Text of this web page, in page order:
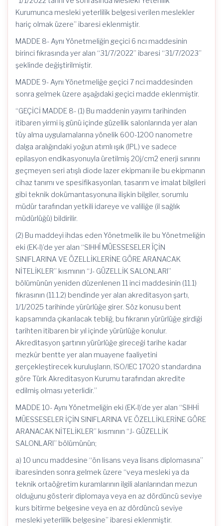
Kurumunca mesleki yeterlilik belgesi verilen meslekler
hariç olmak üzere” ibaresi eklenmiştir.
MADDE 8- Aynı Yönetmeliğin geçici 6 ncı maddesinin
birinci fıkrasında yer alan “31/7/2022” ibaresi “31/7/2023”
şeklinde değiştirilmiştir.
MADDE 9- Aynı Yönetmeliğe geçici 7 nci maddesinden
sonra gelmek üzere aşağıdaki geçici madde eklenmiştir.
“GEÇİCİ MADDE 8- (1) Bu maddenin yayımı tarihinden
itibaren yirmi iş günü içinde güzellik salonlarında yer alan
tüy alma uygulamalarına yönelik 600-1200 nanometre
dalga aralığındaki yoğun atımlı ışık (IPL) ve sadece
epilasyon endikasyonuyla üretilmiş 20j/cm2 enerji sınırını
geçmeyen seri atışlı diode lazer ekipmanı ile bu ekipmanın
cihaz tanımı ve spesifikasyonlan, tasarım ve imalat bilgileri
gibi teknik dokümantasyonuna ilişkin bilgiler, sorumlu
müdür tarafından yetkili idareye ve valiliğe (il sağlık
müdürlüğü) bildirilir.
(2) Bu maddeyi ihdas eden Yönetmelik ile bu Yönetmeliğin
eki (EK-l)’de yer alan “SIHHÎ MÜESSESELER ÎÇİN
SINIFLARINA VE ÖZELLİKLERİNE GÖRE ARANACAK
NİTELİKLER” kısmının “J- GÜZELLİK SALONLARI”
bölümünün yeniden düzenlenen 11 inci maddesinin (11.1)
fıkrasının (11.1.2) bendinde yer alan akreditasyon şartı,
1/1/2025 tarihinde yürürlüğe girer. Söz konusu bent
kapsamında çıkarılacak tebliğ, bu fıkranın yürürlüğe girdiği
tarihten itibaren bir yıl içinde yürürlüğe konulur.
Akreditasyon şartının yürürlüğe gireceği tarihe kadar
mezkûr bentte yer alan muayene faaliyetini
gerçekleştirecek kuruluşların, ISO/IEC 17020 standardına
göre Türk Akreditasyon Kurumu tarafından akredite
edilmiş olması yeterlidir.”
MADDE 10- Aynı Yönetmeliğin eki (EK-l)’de yer alan “SIHHİ
MÜESSESELER İÇİN SINIFLARINA VE ÖZELLİKLERİNE GÖRE
ARANACAK NİTELİKLER” kısmının “J- GÜZELLİK
SALONLARI” bölümünün;
a) 10 uncu maddesine “ön lisans veya lisans diplomasına”
ibaresinden sonra gelmek üzere “veya mesleki ya da
teknik ortaöğretim kuramlarının ilgili alanlarından mezun
olduğunu gösterir diplomaya veya en az dördüncü seviye
kurs bitirme belgesine veya en az dördüncü seviye
mesleki yeterlilik belgesine” ibaresi eklenmiştir.